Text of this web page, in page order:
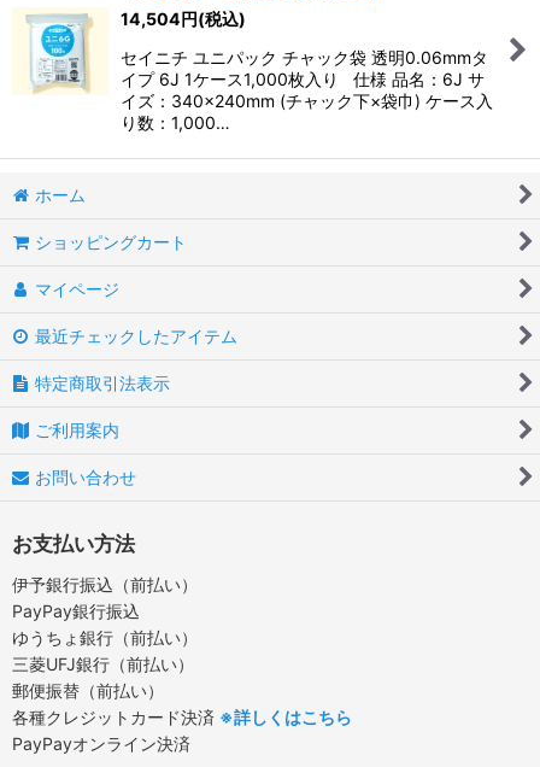
14,504円(税込)
セイニチ ユニパック チャック袋 透明0.06mmタ
イプ 6J 1ケース1,000枚入り 仕様 品名：6J サ
イズ：340×240mm (チャック下×袋巾) ケース入
り数：1,000…
ホーム
ショッピングカート
マイページ
最近チェックしたアイテム
特定商取引法表示
ご利用案内
お問い合わせ
お支払い方法
伊予銀行振込（前払い）
PayPay銀行振込
ゆうちょ銀行（前払い）
三菱UFJ銀行（前払い）
郵便振替（前払い）
各種クレジットカード決済 ※詳しくはこちら
PayPayオンライン決済